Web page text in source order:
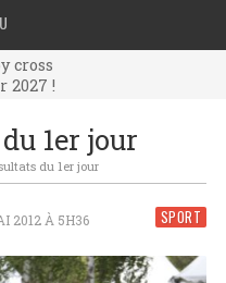
cross
!
cross
2027 !
!
1er jour
du 1er jour
SPORT
2012 À 5H36